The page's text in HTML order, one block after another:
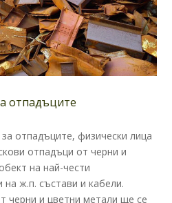
отпадъците
отпадъците, физически лица
отпадъци от черни и
на най-чести
на ж.п. състави и кабели.
черни и цветни метали ще се